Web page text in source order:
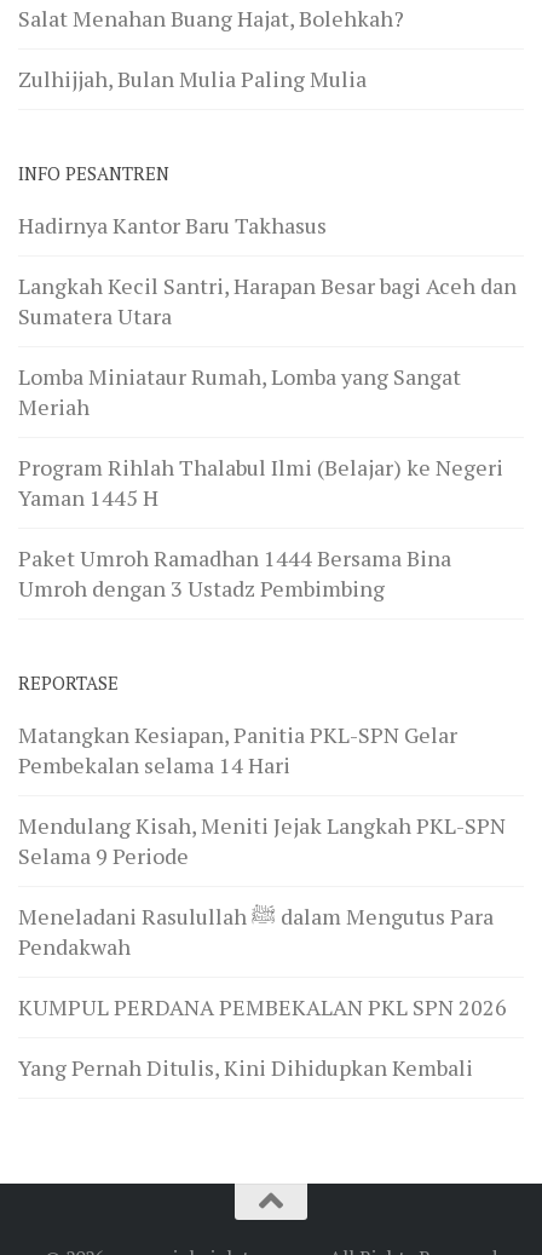
Salat Menahan Buang Hajat, Bolehkah?
Zulhijjah, Bulan Mulia Paling Mulia
INFO PESANTREN
Hadirnya Kantor Baru Takhasus
Langkah Kecil Santri, Harapan Besar bagi Aceh dan
Sumatera Utara
Lomba Miniataur Rumah, Lomba yang Sangat
Meriah
Program Rihlah Thalabul Ilmi (Belajar) ke Negeri
Yaman 1445 H
Paket Umroh Ramadhan 1444 Bersama Bina
Umroh dengan 3 Ustadz Pembimbing
REPORTASE
Matangkan Kesiapan, Panitia PKL-SPN Gelar
Pembekalan selama 14 Hari
Mendulang Kisah, Meniti Jejak Langkah PKL-SPN
Selama 9 Periode
Meneladani Rasulullah ﷺ dalam Mengutus Para
Pendakwah
KUMPUL PERDANA PEMBEKALAN PKL SPN 2026
Yang Pernah Ditulis, Kini Dihidupkan Kembali